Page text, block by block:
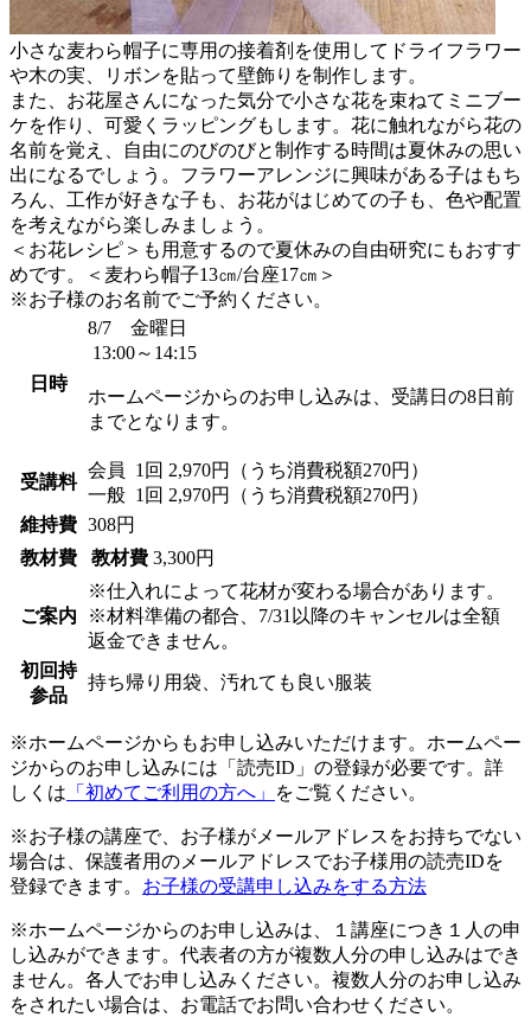
小さな麦わら帽子に専用の接着剤を使用してドライフラワー
や木の実、リボンを貼って壁飾りを制作します。
また、お花屋さんになった気分で小さな花を束ねてミニブー
ケを作り、可愛くラッピングもします。花に触れながら花の
名前を覚え、自由にのびのびと制作する時間は夏休みの思い
出になるでしょう。フラワーアレンジに興味がある子はもち
ろん、工作が好きな子も、お花がはじめての子も、色や配置
を考えながら楽しみましょう。
＜お花レシピ＞も用意するので夏休みの自由研究にもおすす
めです。＜麦わら帽子13㎝/台座17㎝＞
※お子様のお名前でご予約ください。
日時
8/7 金曜日
13:00～14:15
ホームページからのお申し込みは、受講日の8日前
までとなります。
受講料
会員
1回 2,970円（うち消費税額270円）
一般 1回 2,970円（うち消費税額270円）
維持費 308円
教材費
教材費 3,300円
ご案内
※仕入れによって花材が変わる場合があります。
※材料準備の都合、7/31以降のキャンセルは全額
返金できません。
初回持
参品
持ち帰り用袋、汚れても良い服装
※ホームページからもお申し込みいただけます。ホームペー
ジからのお申し込みには「読売ID」の登録が必要です。詳
しくは 「初めてご利用の方へ」 をご覧ください。
※お子様の講座で、お子様がメールアドレスをお持ちでない
場合は、保護者用のメールアドレスでお子様用の読売IDを
登録できます。 お子様の受講申し込みをする方法
※ホームページからのお申し込みは、１講座につき１人の申
し込みができます。代表者の方が複数人分の申し込みはでき
ません。各人でお申し込みください。複数人分のお申し込み
をされたい場合は、お電話でお問い合わせください。